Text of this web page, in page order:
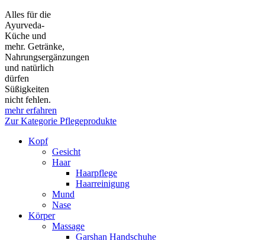
Alles für die
Ayurveda-
Küche und
mehr. Getränke,
Nahrungsergänzungen
und natürlich
dürfen
Süßigkeiten
nicht fehlen.
mehr erfahren
Zur Kategorie Pflegeprodukte
Kopf
Gesicht
Haar
Haarpflege
Haarreinigung
Mund
Nase
Körper
Massage
Garshan Handschuhe